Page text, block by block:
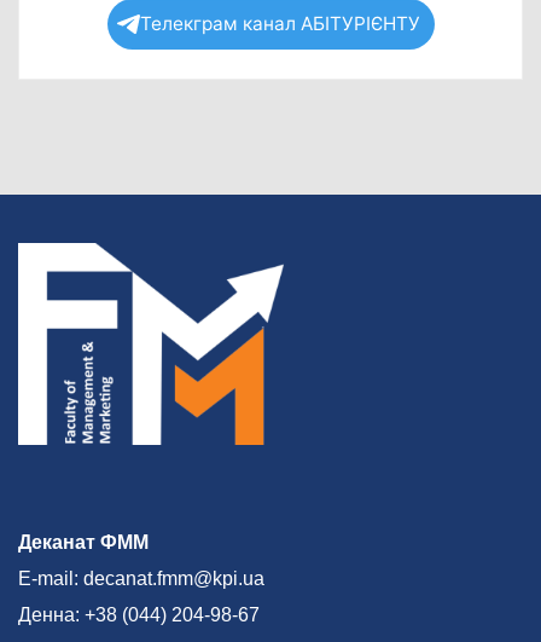
Телекграм канал АБІТУРІЄНТУ
Деканат ФММ
E-mail: decanat.fmm@kpi.ua
Денна: +38 (044) 204-98-67